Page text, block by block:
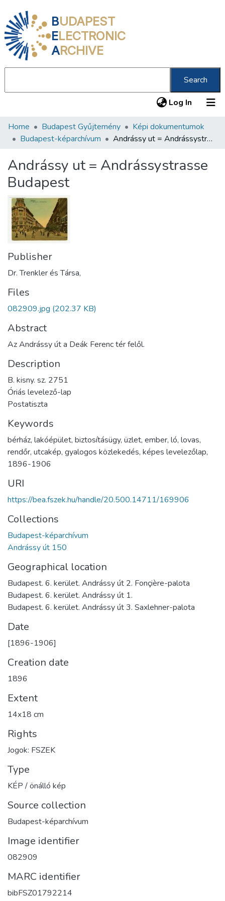
BUDAPEST
ELECTRONIC
ARCHIVE
Search
Log In (current)
Communities & Collections
Statistics
About us
Home Budapest Gyűjtemény
Képi dokumentumok
Budapest-képarchívum
Andrássy ut = Andrássystrasse Budapest
Andrássy ut = Andrássystrasse
Budapest
Publisher
Dr. Trenkler és Társa,
Files
082909.jpg (202.37 KB)
Abstract
Az Andrássy út a Deák Ferenc tér felől.
Description
B. kisny. sz. 2751
Óriás levelező-lap
Postatiszta
Keywords
bérház, lakóépület, biztosításügy, üzlet, ember, ló, lovas,
rendőr, utcakép, gyalogos közlekedés, képes levelezőlap,
1896-1906
URI
https://bea.fszek.hu/handle/20.500.14711/169906
Collections
Budapest-képarchívum
Andrássy út 150
Geographical location
Budapest. 6. kerület. Andrássy út 2. Fonçière-palota
Budapest. 6. kerület. Andrássy út 1.
Budapest. 6. kerület. Andrássy út 3. Saxlehner-palota
Date
[1896-1906]
Creation date
1896
Extent
14x18 cm
Rights
Jogok: FSZEK
Type
KÉP / önálló kép
Source collection
Budapest-képarchívum
Image identifier
082909
MARC identifier
bibFSZ01792214